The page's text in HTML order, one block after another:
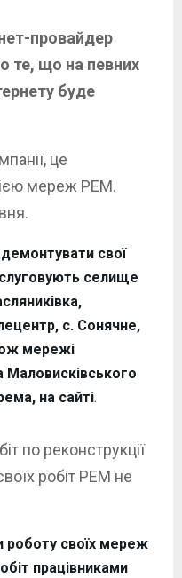
провайдер
те, що на певних
буде
це
мереж РЕМ.
свої
селище
с. Сонячне,
мережі
на сайті.
по реконструкції
робіт РЕМ не
своїх мереж
працівниками